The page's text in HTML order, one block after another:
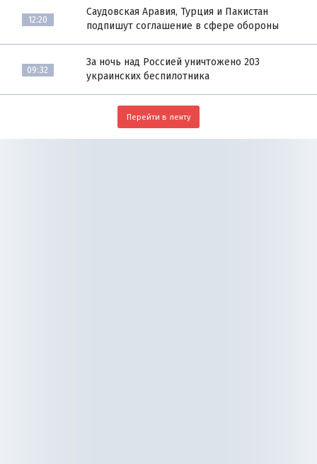
12:20
Саудовская Аравия, Турция и Пакистан
подпишут соглашение в сфере обороны
09:32
За ночь над Россией уничтожено 203
украинских беспилотника
Перейти в ленту